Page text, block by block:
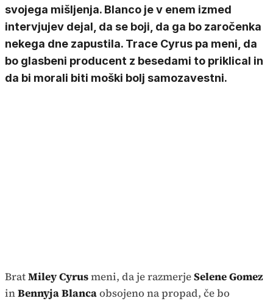
svojega mišljenja. Blanco je v enem izmed
intervjujev dejal, da se boji, da ga bo zaročenka
nekega dne zapustila. Trace Cyrus pa meni, da
bo glasbeni producent z besedami to priklical in
da bi morali biti moški bolj samozavestni.
BratMiley Cyrusmeni, da je razmerjeSelene Gomez
inBennyja Blancaobsojeno na propad, če bo